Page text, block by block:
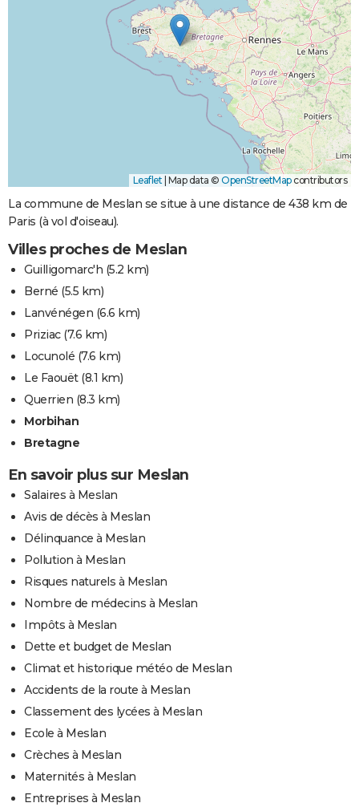
Leaflet Map data © OpenStreetMapcontributors
La commune de Meslan se situe à une distance de 438 km de
Paris (à vol d'oiseau).
Villes proches de Meslan
Guilligomarc'h (5.2 km)
Berné (5.5 km)
Lanvénégen (6.6 km)
Priziac(7.6 km)
Locunolé (7.6 km)
Le Faouët(8.1 km)
Querrien (8.3 km)
Morbihan
Bretagne
En savoir plus sur Meslan
Salaires à Meslan
Avis de décès à Meslan
Délinquance à Meslan
Pollution à Meslan
Risques naturels à Meslan
Nombre de médecins à Meslan
Impôts à Meslan
Dette et budget de Meslan
Climat et historique météo de Meslan
Accidents de la route à Meslan
Classement des lycées à Meslan
Ecole à Meslan
Crèches à Meslan
Maternités à Meslan
Entreprises à Meslan